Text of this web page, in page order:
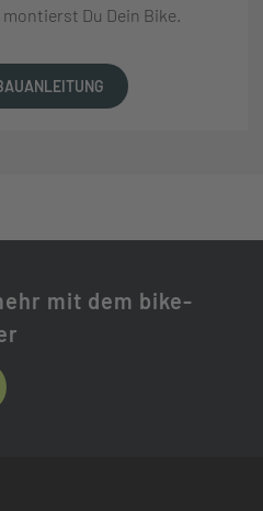
Du Dein Bike.
mit dem bike-